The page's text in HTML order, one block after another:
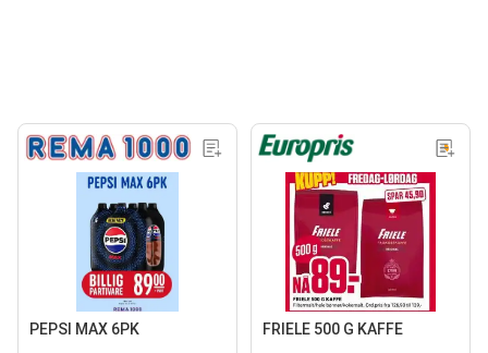
PEPSI MAX 6PK FRIELE 500 G KAFFE